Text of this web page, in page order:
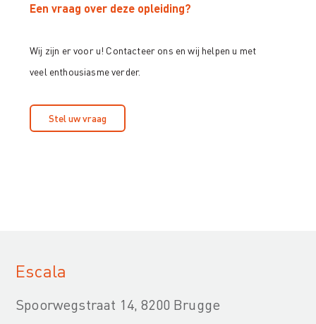
Een vraag over deze opleiding?
Wij zijn er voor u! Contacteer ons en wij helpen u met
veel enthousiasme verder.
Stel uw vraag
Escala
Spoorwegstraat 14, 8200 Brugge